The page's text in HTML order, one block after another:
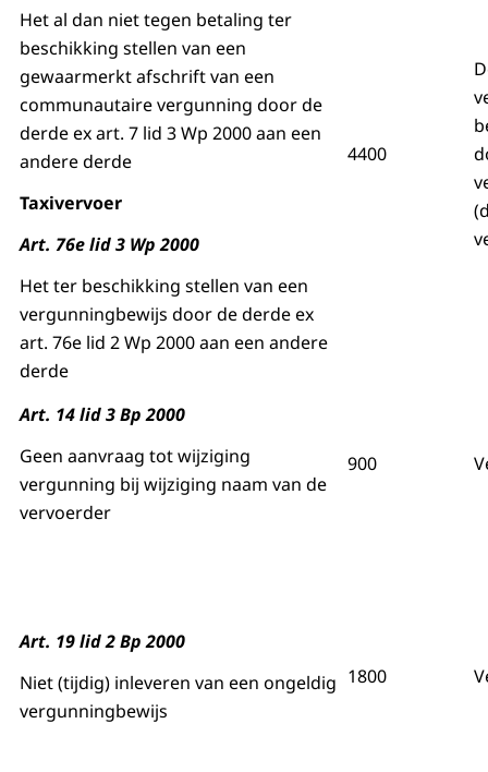
Het al dan niet tegen betaling ter
beschikking stellen van een
gewaarmerkt afschrift van een
communautaire vergunning door de
derde ex art. 7 lid 3 Wp 2000 aan een
andere derde
Taxivervoer
Art. 76e lid 3 Wp 2000
Het ter beschikking stellen van een
vergunningbewijs door de derde ex
art. 76e lid 2 Wp 2000 aan een andere
derde
4400
Art. 14 lid 3 Bp 2000
Geen aanvraag tot wijziging
vergunning bij wijziging naam van de
vervoerder
900
Art. 19 lid 2 Bp 2000
Niet (tijdig) inleveren van een ongeldig
vergunningbewijs
1800